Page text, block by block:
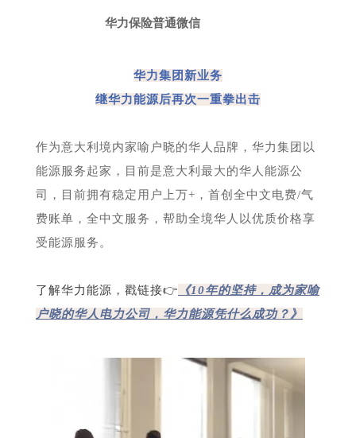
华力保险普通微信
华力集团新业务
继华力能源后再次一重拳出击
作为意大利境内家喻户晓的华人品牌，华力集团以
能源服务起家，目前是意大利最大的华人能源公
司，目前拥有稳定用户上万+，首创全中文电费/气
费账单，全中文服务，帮助全境华人以优质价格享
受能源服务。
了解华力能源，戳链接👉 《10年的坚持，成为家喻
户晓的华人电力公司，华力能源凭什么成功？》